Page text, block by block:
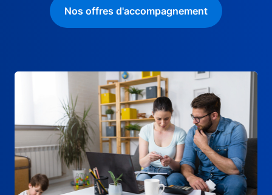
Nos offres d'accompagnement